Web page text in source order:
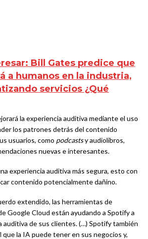
Bill Gates predice que
a humanos en la industria,
servicios ¿Qué
la experiencia auditiva mediante el uso
los patrones detrás del contenido
usuarios, como podcastsy audiolibros,
nuevas e interesantes.
experiencia auditiva más segura, esto con
contenido potencialmente dañino.
extendido, las herramientas de
Google Cloud están ayudando a Spotify a
auditiva de sus clientes. (…) Spotify también
la IA puede tener en sus negocios y,